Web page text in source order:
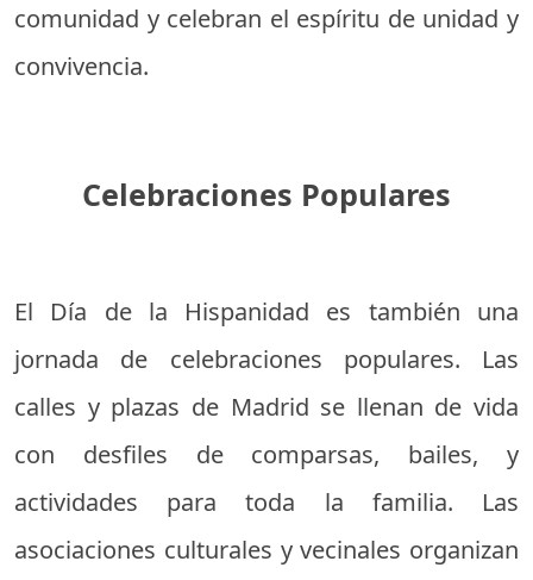
comunidad y celebran el espíritu de unidad y
convivencia.
Celebraciones Populares
El Día de la Hispanidad es también una
jornada de celebraciones populares. Las
calles y plazas de Madrid se llenan de vida
con desfiles de comparsas, bailes, y
actividades para toda la familia. Las
asociaciones culturales y vecinales organizan